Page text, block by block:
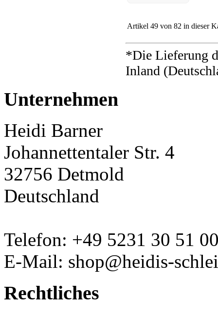
Artikel 49 von 82 in dieser
*Die Lieferung
Inland
Unternehmen
Heidi Barner
Johannettentaler Str. 4
32756 Detmold
Deutschland
Telefon: +49 5231 30 51
E-Mail: shop@heidis-
Rechtliches